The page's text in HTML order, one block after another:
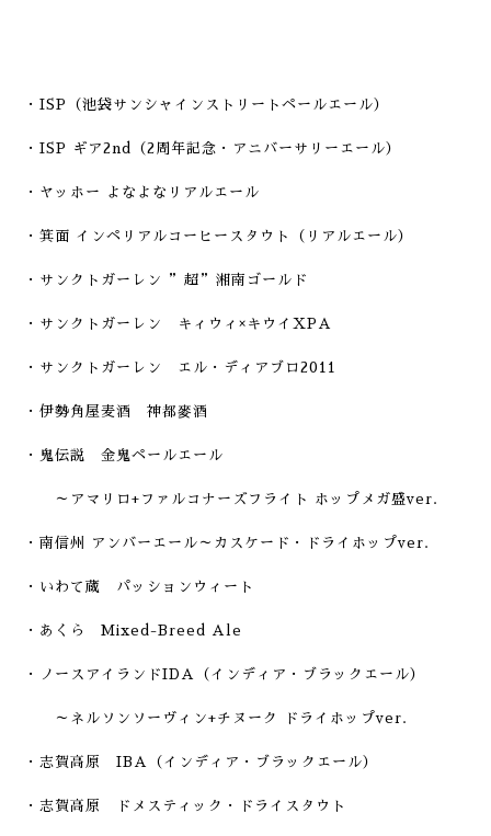
・ISP（池袋サンシャインストリートペールエール）
・ISP ギア2nd（2周年記念・アニバーサリーエール）
・ヤッホー よなよなリアルエール
・ 箕面 インペリアルコーヒースタウト（リアルエール）
・サンクトガーレン ”超”湘南ゴールド
・サンクトガーレン キィウィ×キウイXPA
・サンクトガーレン エル・ディアブロ2011
・伊勢角屋麦酒 神都麥酒
・鬼伝説 金鬼ペールエール
～アマリロ+ファルコナーズフライト ホップメガ盛ver.
・南信州 アンバーエール～カスケード・ドライホップver.
・いわて蔵 パッションウィート
・あくら Mixed-Breed Ale
・ノースアイランドIDA（インディア・ブラックエール）
～ネルソンソーヴィン+チヌーク ドライホップver.
・志賀高原 IBA（インディア・ブラックエール）
・志賀高原 ドメスティック・ドライスタウト